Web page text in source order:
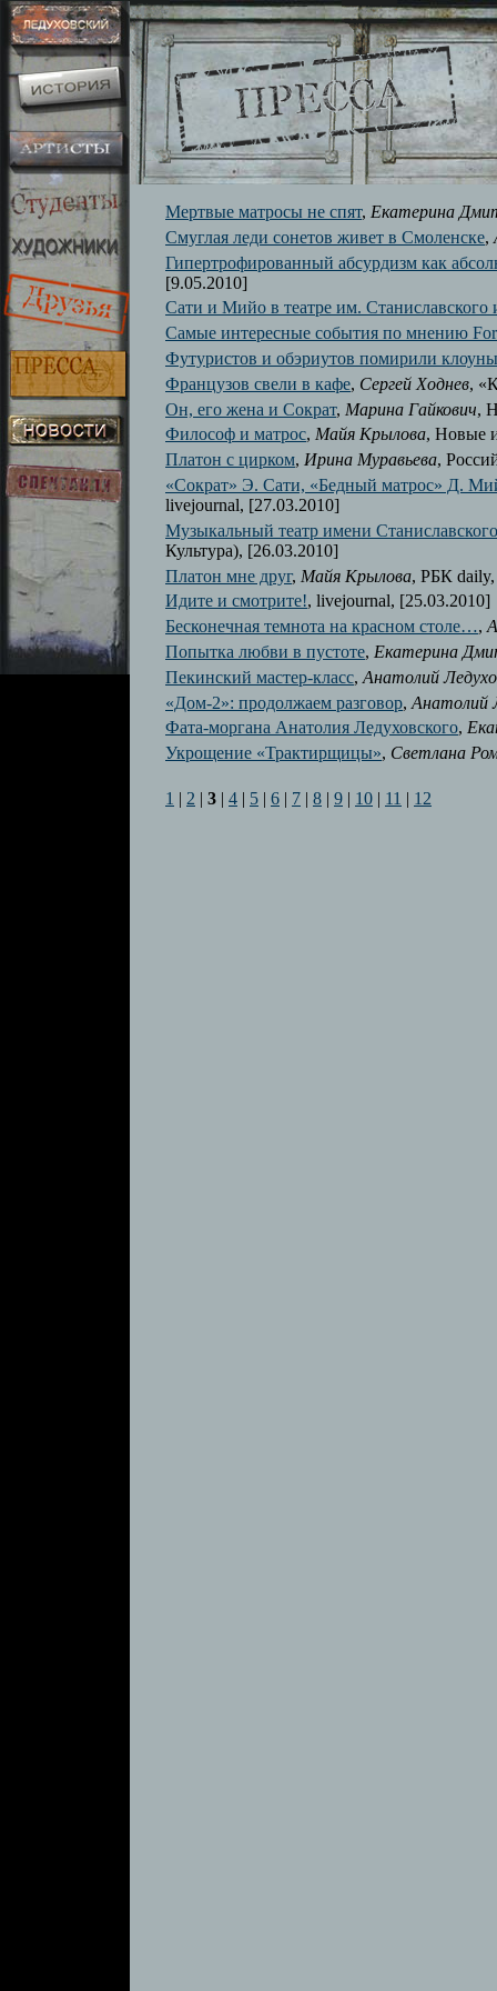
Мертвые матросы не спят, Екатерина
Смуглая леди сонетов живет в Смоленске,
Гипертрофированный абсурдизм как
[9.05.2010]
Сати и Мийо в театре им.
Самые интересные события по мнению
Футуристов и обэриутов помирили клоуны
Французов свели в кафе, Сергей Ходнев,
Он, его жена и Сократ, Марина Гайкович,
Философ и матрос, Майя Крылова, Новые
Платон с цирком, Ирина Муравьева,
«Сократ» Э. Сати, «Бедный матрос» Д.
livejournal, [27.03.2010]
Музыкальный театр имени
Культура), [26.03.2010]
Платон мне друг, Майя Крылова, РБК
Идите и смотрите!, livejournal, [25.03.2010]
Бесконечная темнота на красном столе…,
Попытка любви в пустоте, Екатерина
Пекинский мастер-класс, Анатолий
«Дом-2»: продолжаем разговор, Анатолий
Фата-моргана Анатолия Ледуховского,
Укрощение «Трактирщицы», Светлана
1 | 2 | 3 | 4 | 5 | 6 | 7 | 8 | 9 | 10 | 11 | 12